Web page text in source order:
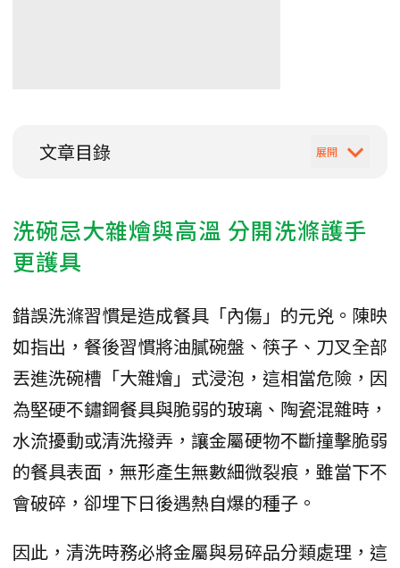
文章目錄
洗碗忌大雜燴與高溫 分開洗滌護手
更護具
錯誤洗滌習慣是造成餐具「內傷」的元兇。陳映
如指出，餐後習慣將油膩碗盤、筷子、刀叉全部
丟進洗碗槽「大雜燴」式浸泡，這相當危險，因
為堅硬不鏽鋼餐具與脆弱的玻璃、陶瓷混雜時，
水流擾動或清洗撥弄，讓金屬硬物不斷撞擊脆弱
的餐具表面，無形產生無數細微裂痕，雖當下不
會破碎，卻埋下日後遇熱自爆的種子。
因此，清洗時務必將金屬與易碎品分類處理，這